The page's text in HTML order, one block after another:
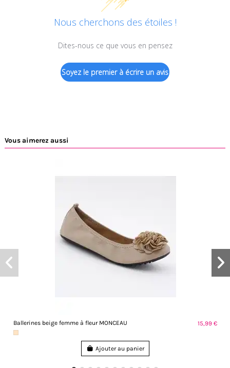
Nous cherchons des étoiles !
Dites-nous ce que vous en pensez
Soyez le premier à écrire un avis
Vous aimerez aussi
Ballerines beige femme à fleur MONCEAU 15,99 €
Ajouter au panier